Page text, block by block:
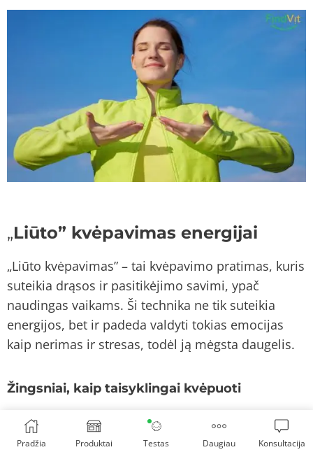
„Liūto” kvėpavimas energijai
„Liūto kvėpavimas” – tai kvėpavimo pratimas, kuris
suteikia drąsos ir pasitikėjimo savimi, ypač
naudingas vaikams. Ši technika ne tik suteikia
energijos, bet ir padeda valdyti tokias emocijas
kaip nerimas ir stresas, todėl ją mėgsta daugelis.
Žingsniai, kaip taisyklingai kvėpuoti
Efektyviai praktikuoti Liūto kvėpavimą:
Pradžia Produktai Testas Daugiau Konsultacija